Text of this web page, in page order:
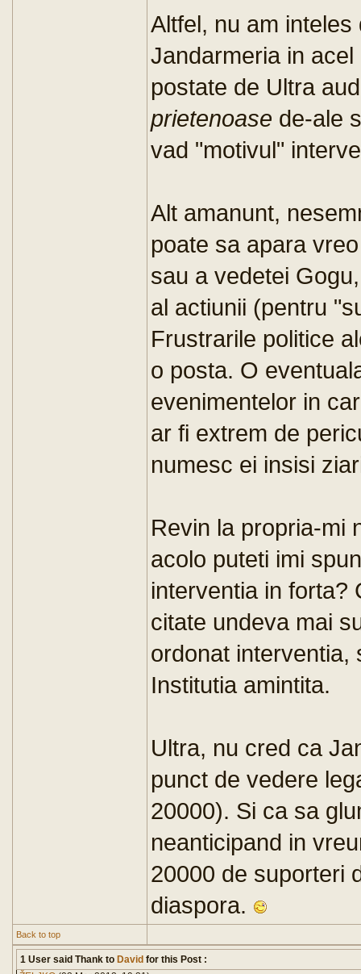
Altfel, nu am
Jandarmeria in
postate de Ultra
prietenoase de-ale
vad "motivul"
Alt amanunt,
poate sa apara
sau a vedetei
al actiunii (pentru
Frustrarile politice
o posta. O
evenimentelor in
ar fi extrem de
numesc ei insisi
Revin la propria-mi
acolo puteti imi
interventia in forta?
citate undeva mai
ordonat interventia,
Institutia amintita.
Ultra, nu cred ca
punct de vedere
20000). Si ca sa
neanticipand in
20000 de suporteri
diaspora.
Back to top
1 User said Thank to David for this Post :